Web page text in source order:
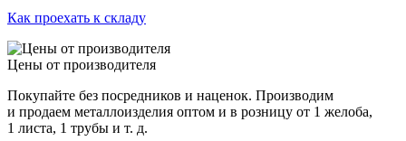
Как проехать к складу
Цены от производителя
Покупайте без посредников и наценок. Производим
и продаем металлоизделия оптом и в розницу от 1 желоба,
1 листа, 1 трубы и т. д.